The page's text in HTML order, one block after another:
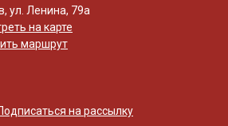
ул. Ленина, 79а
на карте
маршрут
на рассылку